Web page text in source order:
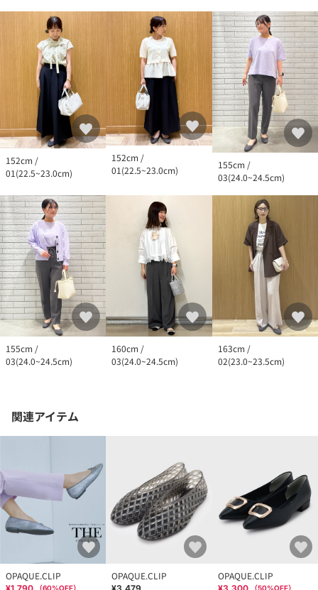
152cm /
01(22.5~23.0cm)
152cm /
01(22.5~23.0cm)
155cm /
03(24.0~24.5cm)
155cm /
03(24.0~24.5cm)
160cm /
03(24.0~24.5cm)
163cm /
02(23.0~23.5cm)
関連アイテム
OPAQUE.CLIP
（60%OFF）
OPAQUE.CLIP OPAQUE.CLIP
（50%OFF）